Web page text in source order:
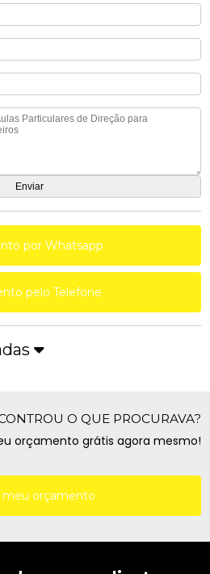
por Whatsapp
pelo Telefone
O QUE PROCURAVA?
orçamento grátis agora mesmo!
meu orçamento